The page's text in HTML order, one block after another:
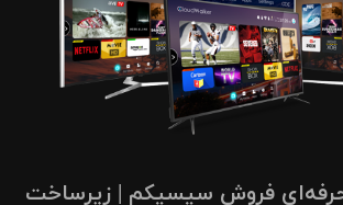
فروش سیسیکم | زیرساخت